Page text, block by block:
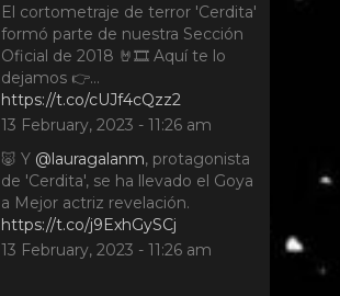
El cortometraje de terror 'Cerdita'
formó parte de nuestra Sección
Oficial de 2018 🤘🎞️ Aquí te lo
dejamos 👉…
https://t.co/cUJf4cQzz2
13 February, 2023 - 11:26 am
🐷 Y @lauragalanm, protagonista
de 'Cerdita', se ha llevado el Goya
a Mejor actriz revelación.
https://t.co/j9ExhGySCj
13 February, 2023 - 11:26 am